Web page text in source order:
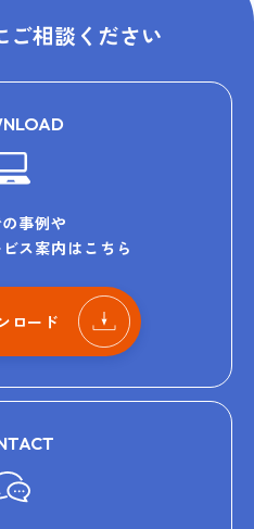
ご相談ください
事例や
ス案内はこちら
ロード